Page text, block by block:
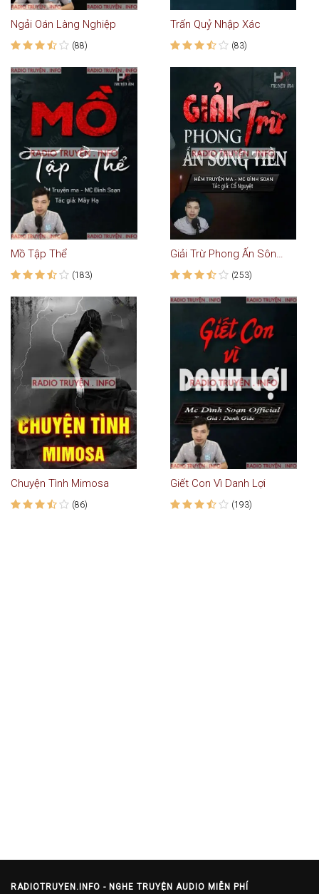
Ngải Oán Làng Nghiệp
(88)
Trấn Quỷ Nhập Xác
(83)
Mồ Tập Thể
(183)
Giải Trừ Phong Ấn Sông Tiền
(253)
Chuyện Tình Mimosa
(86)
Giết Con Vì Danh Lợi
(193)
RADIOTRUYEN.INFO - NGHE TRUYỆN AUDIO MIỄN PHÍ